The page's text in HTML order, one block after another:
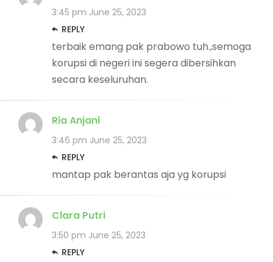
3:45 pm June 25, 2023
REPLY
terbaik emang pak prabowo tuh.,semoga
korupsi di negeri ini segera dibersihkan
secara keseluruhan.
Ria Anjani
3:46 pm June 25, 2023
REPLY
mantap pak berantas aja yg korupsi
Clara Putri
3:50 pm June 25, 2023
REPLY